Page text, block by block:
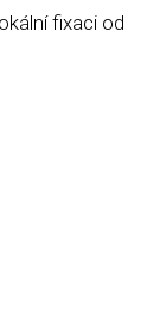
fixaci od